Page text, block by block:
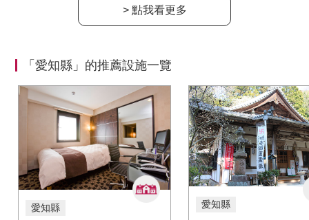
> 點我看更多
「愛知縣」的推薦設施一覽
愛知縣 愛知縣